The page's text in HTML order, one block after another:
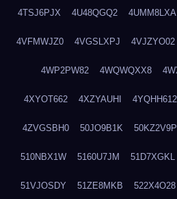
4TSJ6PJX 4U48QGQ2 4UMM8LXA
4VFMWJZ0 4VGSLXPJ 4VJZYO02
4WP2PW82 4WQWQXX8
4XYOT662 4XZYAUHI 4YQHH612
4ZVGSBH0 50JO9B1K 50KZ2V9P
510NBX1W 5160U7JM 51D7XGKL
51VJOSDY 51ZE8MKB 522X4O28